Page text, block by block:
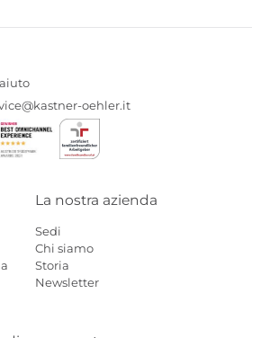
oehler.it
La nostra azienda
Sedi
Chi siamo
Storia
Newsletter